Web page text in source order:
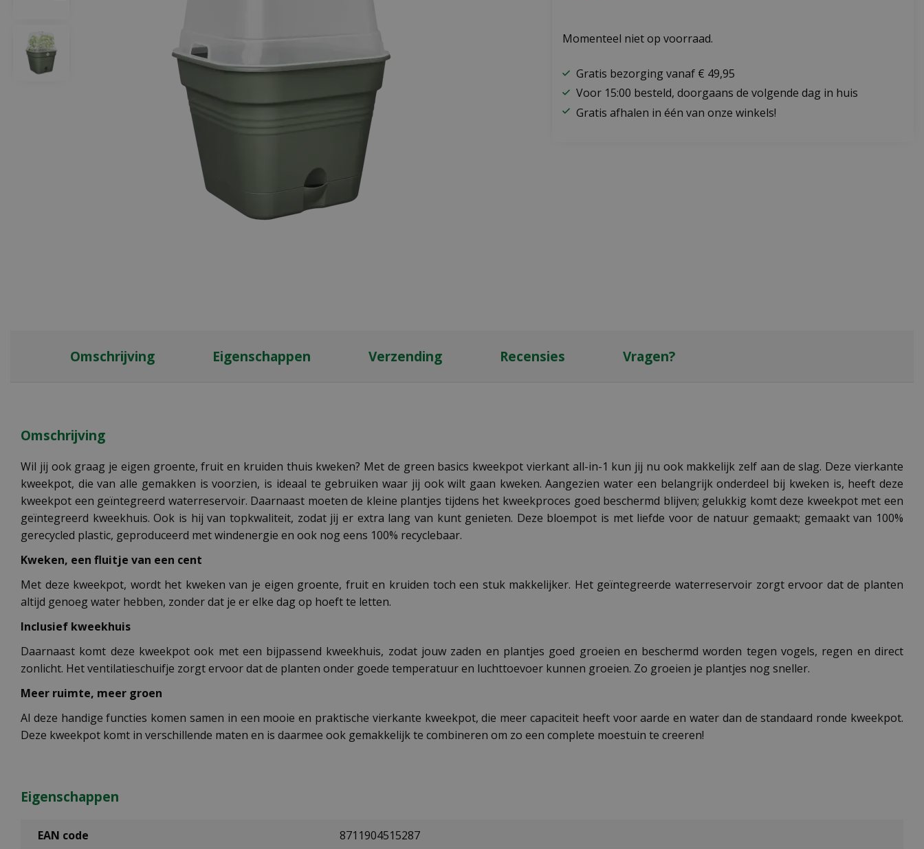
Momenteel niet op voorraad.
Gratis bezorging vanaf € 49,95
Voor 15:00 besteld, doorgaans de volgende dag in huis
Gratis afhalen in één van onze winkels!
Omschrijving Eigenschappen Verzending Recensies Vragen?
Omschrijving
Wil jij ook graag je eigen groente, fruit en kruiden thuis kweken? Met de green basics kweekpot vierkant all-in-1 kun jij nu ook makkelijk zelf aan de slag. Deze vierkante
kweekpot, die van alle gemakken is voorzien, is ideaal te gebruiken waar jij ook wilt gaan kweken. Aangezien water een belangrijk onderdeel bij kweken is, heeft deze
kweekpot een geïntegreerd waterreservoir. Daarnaast moeten de kleine plantjes tijdens het kweekproces goed beschermd blijven; gelukkig komt deze kweekpot met een
geïntegreerd kweekhuis. Ook is hij van topkwaliteit, zodat jij er extra lang van kunt genieten. Deze bloempot is met liefde voor de natuur gemaakt; gemaakt van 100%
gerecycled plastic, geproduceerd met windenergie en ook nog eens 100% recyclebaar.
Kweken, een fluitje van een cent
Met deze kweekpot, wordt het kweken van je eigen groente, fruit en kruiden toch een stuk makkelijker. Het geïntegreerde waterreservoir zorgt ervoor dat de planten
altijd genoeg water hebben, zonder dat je er elke dag op hoeft te letten.
Inclusief kweekhuis
Daarnaast komt deze kweekpot ook met een bijpassend kweekhuis, zodat jouw zaden en plantjes goed groeien en beschermd worden tegen vogels, regen en direct
zonlicht. Het ventilatieschuifje zorgt ervoor dat de planten onder goede temperatuur en luchttoevoer kunnen groeien. Zo groeien je plantjes nog sneller.
Meer ruimte, meer groen
Al deze handige functies komen samen in een mooie en praktische vierkante kweekpot, die meer capaciteit heeft voor aarde en water dan de standaard ronde kweekpot.
Deze kweekpot komt in verschillende maten en is daarmee ook gemakkelijk te combineren om zo een complete moestuin te creeren!
Eigenschappen
EAN code 8711904515287